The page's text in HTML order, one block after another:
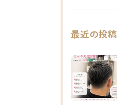
最近の投稿